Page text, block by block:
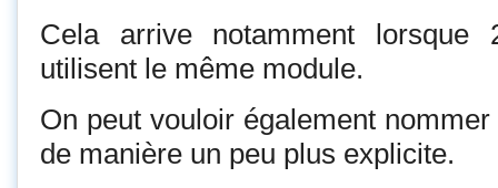
Cela arrive notamment lorsque
utilisent le même module.
On peut vouloir également
de manière un peu plus explicite.